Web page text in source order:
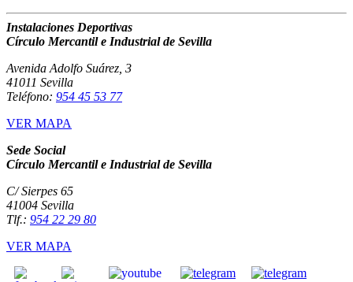
Instalaciones Deportivas
Círculo Mercantil e Industrial de Sevilla
Avenida Adolfo Suárez, 3
41011 Sevilla
Teléfono: 954 45 53 77
VER MAPA
Sede Social
Círculo Mercantil e Industrial de Sevilla
C/ Sierpes 65
41004 Sevilla
Tlf.: 954 22 29 80
VER MAPA